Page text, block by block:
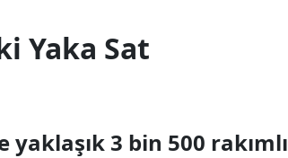
Yaka Sat
3 bin 500 rakımlı